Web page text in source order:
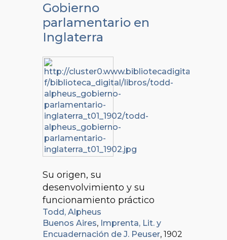
Gobierno
parlamentario en
Inglaterra
Su origen, su
desenvolvimiento y su
funcionamiento práctico
Todd, Alpheus
Buenos Aires, Imprenta, Lit. y
Encuadernación de J. Peuser, 1902